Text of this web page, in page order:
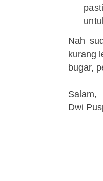
Nah
kurang
bugar,
Salam,
Dwi